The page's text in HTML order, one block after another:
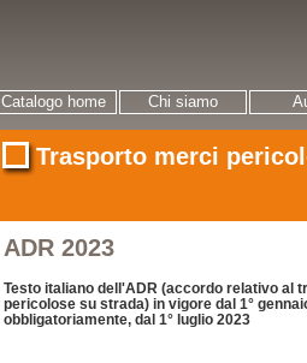
Catalogo home Chi siamo
Trasporto merci
ADR 2023
Testo italiano dell'ADR (accordo relativo al
pericolose su strada) in vigore dal 1°
obbligatoriamente, dal 1° luglio 2023